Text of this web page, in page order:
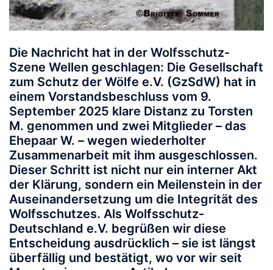
Die Nachricht hat in der Wolfsschutz-
Szene Wellen geschlagen: Die Gesellschaft
zum Schutz der Wölfe e.V. (GzSdW) hat in
einem Vorstandsbeschluss vom 9.
September 2025 klare Distanz zu Torsten
M. genommen und zwei Mitglieder – das
Ehepaar W. – wegen wiederholter
Zusammenarbeit mit ihm ausgeschlossen.
Dieser Schritt ist nicht nur ein interner Akt
der Klärung, sondern ein Meilenstein in der
Auseinandersetzung um die Integrität des
Wolfsschutzes. Als Wolfsschutz-
Deutschland e.V. begrüßen wir diese
Entscheidung ausdrücklich – sie ist längst
überfällig und bestätigt, wo vor wir seit